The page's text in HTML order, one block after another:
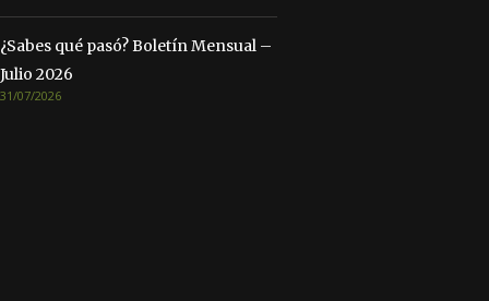
¿Sabes qué pasó? Boletín Mensual –
Julio 2026
31/07/2026